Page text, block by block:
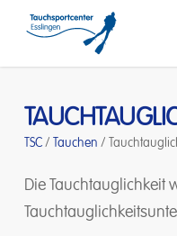
main
TSC/ Tauchen /
Die Tauchtauglichkeit